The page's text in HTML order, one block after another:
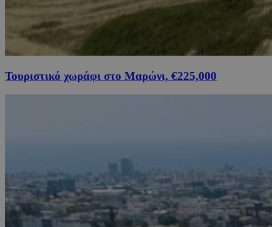
Τουριστικό χωράφι στο Μαρώνι, €225,000